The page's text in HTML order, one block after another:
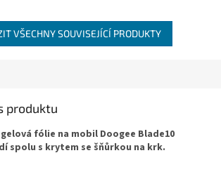
VŠECHNY SOUVISEJÍCÍ PRODUKTY
produktu
fólie na mobil Doogee Blade10
spolu s krytem se šňůrkou na krk.